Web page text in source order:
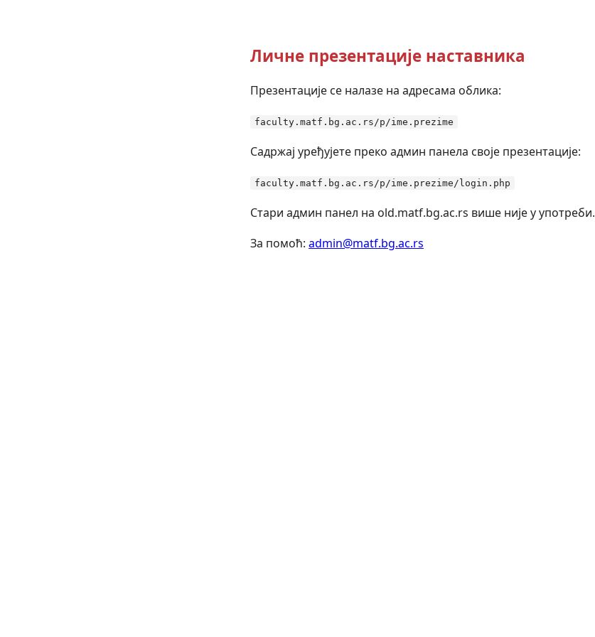
Личне презентације наставника
Презентације се налазе на адресама облика:
faculty.matf.bg.ac.rs/p/ime.prezime
Садржај уређујете преко админ панела своје презентације:
faculty.matf.bg.ac.rs/p/ime.prezime/login.php
Стари админ панел на old.matf.bg.ac.rs више није у употреби.
За помоћ: admin@matf.bg.ac.rs